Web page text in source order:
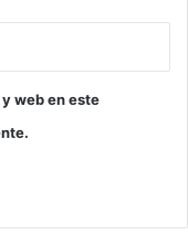
web en este